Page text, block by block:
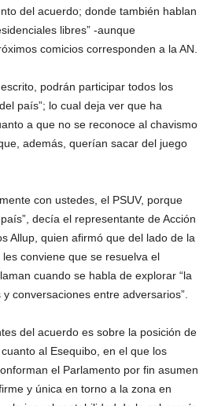
del acuerdo; donde también hablan
libres” -aunque
comicios corresponden a la AN.
podrán participar todos los
país”; lo cual deja ver que ha
a que no se reconoce al chavismo
además, querían sacar del juego
con ustedes, el PSUV, porque
decía el representante de Acción
Allup, quien afirmó que del lado de la
conviene que se resuelva el
cuando se habla de explorar “la
conversaciones entre adversarios”.
del acuerdo es sobre la posición de
al Esequibo, en el que los
el Parlamento por fin asumen
y única en torno a la zona en